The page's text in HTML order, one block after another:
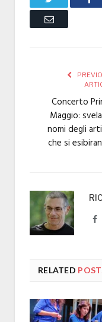
Email
Concerto
Maggio:
nomi degli
che si
RELATED